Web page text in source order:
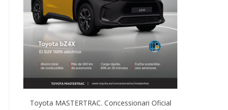
Toyota MASTERTRAC. Concessionari Oficial